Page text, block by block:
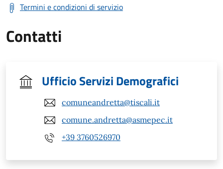
Termini e condizioni di servizio
Contatti
Ufficio Servizi Demografici
comuneandretta@tiscali.it
comune.andretta@asmepec.it
+39 3760526970